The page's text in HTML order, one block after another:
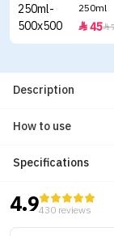
250ml
45
Description
How to use
Specifications
4.9430 reviews